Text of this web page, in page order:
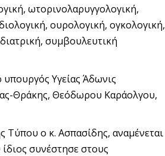
ωτορινολαρυγγολογική,
ουρολογική, ογκολογική,
συμβουλευτική
Υγείας Άδωνις
Θράκης, Θεόδωρου Καράολγου,
Τύπου ο κ. Ασπασίδης, αναμένεται
συνέστησε στους